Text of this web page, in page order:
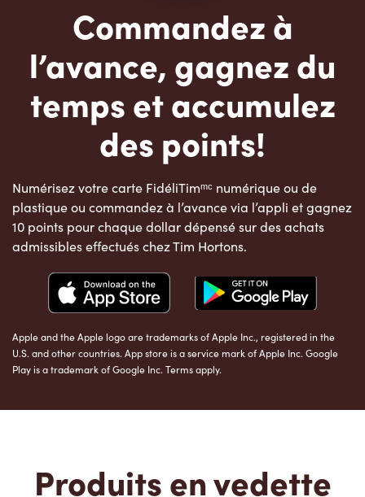
Commandez à
l’avance, gagnez du
temps et accumulez
des points!
Numérisez votre carte FidéliTimᵐᶜ numérique ou de
plastique ou commandez à l’avance via l’appli et gagnez
10 points pour chaque dollar dépensé sur des achats
admissibles effectués chez Tim Hortons.
Apple and the Apple logo are trademarks of Apple Inc., registered in the
U.S. and other countries. App store is a service mark of Apple Inc. Google
Play is a trademark of Google Inc. Terms apply.
Produits en vedette